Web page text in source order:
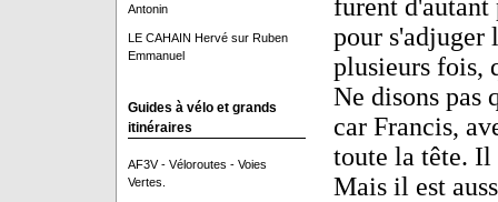
Antonin
LE CAHAIN Hervésur Ruben
Emmanuel
Guides à vélo et grands
itinéraires
AF3V - Véloroutes - Voies
Vertes.
furent d'autant
pour s'adjuger
plusieurs fois,
Ne disons pas
car Francis,
toute la tête. Il
Mais il est